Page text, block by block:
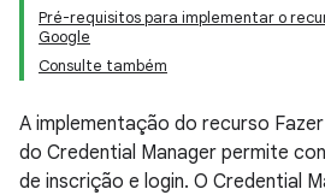
Pré-requisitos para implementar o
Google
Consulte também
A implementação do recurso
do Credential Manager permite
de inscrição e login. O Credential